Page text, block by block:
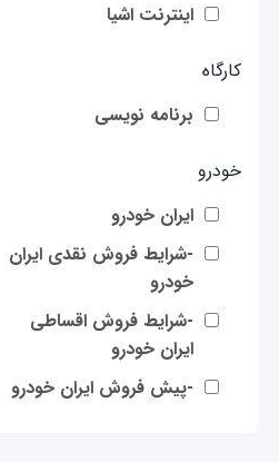
اینترنت اشیا
کارگاه
برنامه نویسی
خودرو
ایران خودرو
-شرایط فروش نقدی ایران
خودرو
-شرایط فروش اقساطی
ایران خودرو
-پیش فروش ایران خودرو